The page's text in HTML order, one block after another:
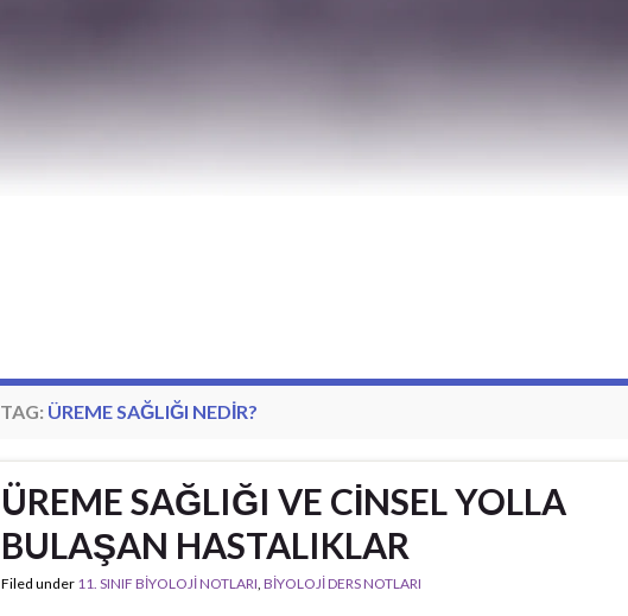
TAG: ÜREME SAĞLIĞI NEDIR?
ÜREME SAĞLIĞI VE CİNSEL YOLLA
BULAŞAN HASTALIKLAR
Filed under 11. SINIF BİYOLOJİ NOTLARI, BİYOLOJİ DERS NOTLARI